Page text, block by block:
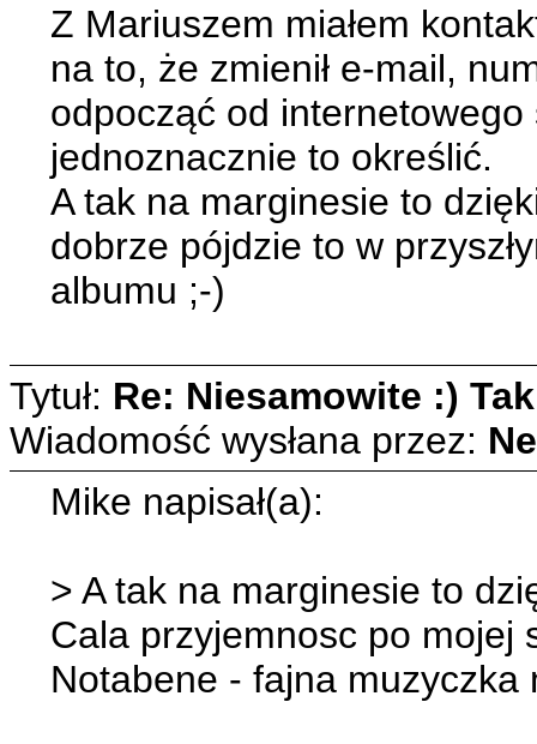
Z Mariuszem miałem
na to, że zmienił e-mail,
odpocząć od
jednoznacznie to określić.
A tak na marginesie to
dobrze pójdzie to w
albumu ;-)
Tytuł: Re: Niesamowite :)
Wiadomość wysłana przez:
Mike napisał(a):
> A tak na marginesie to
Cala przyjemnosc po mojej
Notabene - fajna